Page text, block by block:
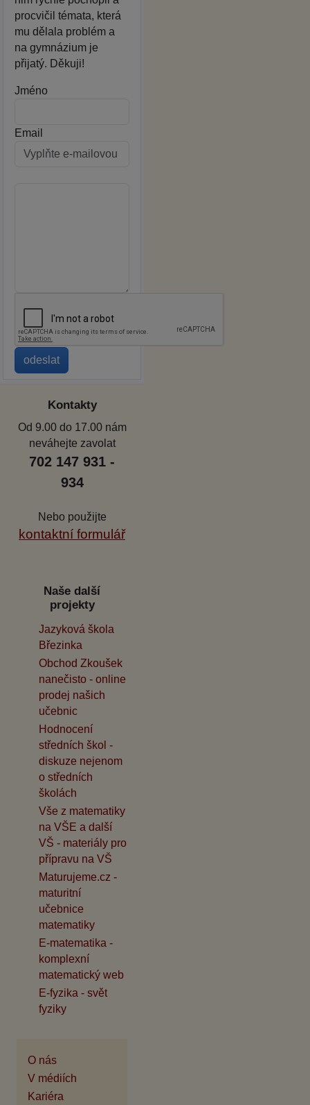
procvičil témata, která
mu dělala problém a
na gymnázium je
přijatý. Děkuji!
Jméno
Email
Kontakty
Od 9.00 do 17.00 nám
neváhejte zavolat
702 147 931 -
934
Nebo použijte
kontaktní formulář
Naše další
projekty
Jazyková škola
Březinka
Obchod Zkoušek
nanečisto - online
prodej našich
učebnic
Hodnocení
středních škol -
diskuze nejenom
o středních
školách
Vše z matematiky
na VŠE a další
VŠ - materiály pro
přípravu na VŠ
Maturujeme.cz -
maturitní
učebnice
matematiky
E-matematika -
komplexní
matematický web
E-fyzika - svět
fyziky
O nás
V médiích
Kariéra